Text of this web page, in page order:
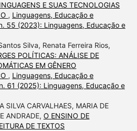
E SUAS TECNOLOGIAS
, Linguagens, Educação e
55 (2023): Linguagens, Educação e
Silva, Renata Ferreira Rios,
POLÍTICAS: ANÁLISE DE
EM GÊNERO
, Linguagens, Educação e
61 (2025): Linguagens, Educação e
SILVA CARVALHAES, MARIA DE
ANDRADE, O ENSINO DE
DE TEXTOS